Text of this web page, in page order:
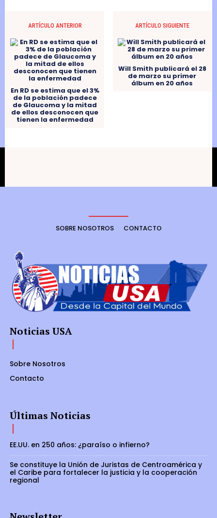
ARTÍCULO ANTERIOR
En RD se estima que el 3%
de la población padece
de Glaucoma y la mitad
de ellos desconocen que
tienen la enfermedad
ARTÍCULO SIGUIENTE
Will Smith publicará el 28
de marzo su primer
álbum en 20 años
SOBRE NOSOTROS CONTACTO
Noticias USA
Sobre Nosotros
Contacto
Últimas Noticias
EE.UU. en 250 años: ¿paraíso o infierno?
Se constituye la Unión de Juristas de Centroamérica y
el Caribe para fortalecer la justicia y la cooperación
regional